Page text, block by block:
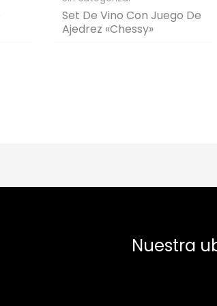
Set De Vino Con Juego De
Ajedrez «Chessy»
Nuestra